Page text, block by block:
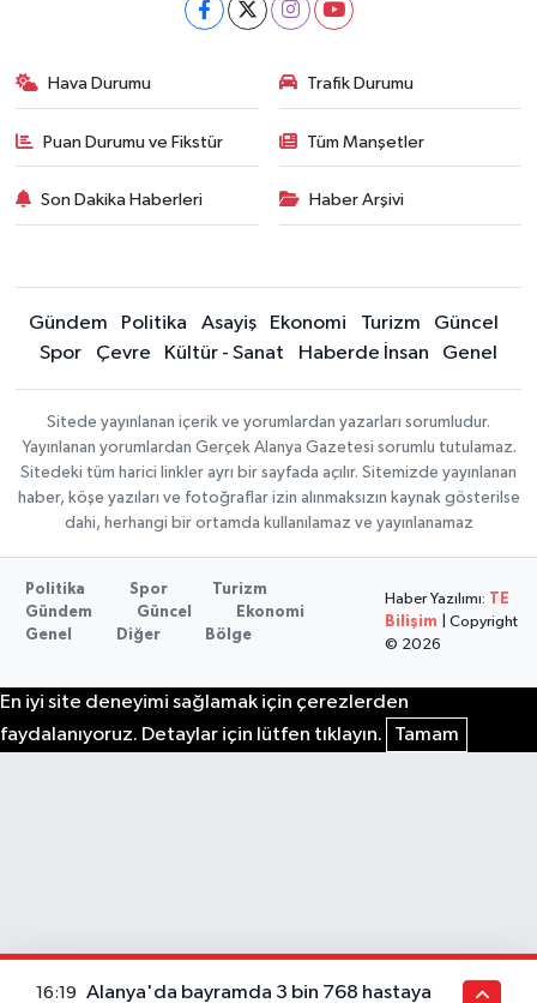
Hava Durumu Trafik Durumu
Puan Durumu ve Fikstür Tüm Manşetler
Son Dakika Haberleri Haber Arşivi
Gündem Politika Asayiş Ekonomi Turizm
Güncel
Spor
Çevre Kültür - Sanat Haberde İnsan Genel
Sitede yayınlanan içerik ve yorumlardan yazarları sorumludur.
Yayınlanan yorumlardan Gerçek Alanya Gazetesi sorumlu tutulamaz.
Sitedeki tüm harici linkler ayrı bir sayfada açılır. Sitemizde yayınlanan
haber, köşe yazıları ve fotoğraflar izin alınmaksızın kaynak gösterilse
dahi, herhangi bir ortamda kullanılamaz ve yayınlanamaz
Politika Spor
Turizm
Gündem
Güncel
Ekonomi
Genel
Diğer Bölge
Haber Yazılımı:
TE
Bilişim | Copyright
© 2026
En iyi site deneyimi sağlamak için çerezlerden
faydalanıyoruz. Detaylar için lütfen tıklayın.
Tamam
16:19 Alanya'da bayramda 3 bin 768 hastaya